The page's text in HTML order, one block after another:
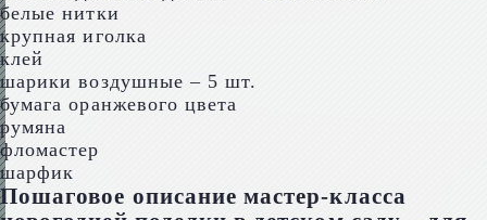
белые нитки
крупная иголка
клей
шарики воздушные – 5 шт.
бумага оранжевого цвета
румяна
фломастер
шарфик
Пошаговое описание мастер-класса